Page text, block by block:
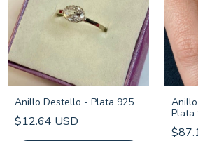
Anillo Destello - Plata 925
$12.64 USD
Plata